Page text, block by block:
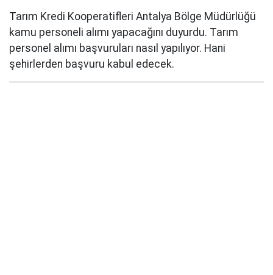
Tarım Kredi Kooperatifleri Antalya Bölge Müdürlüğü
kamu personeli alımı yapacağını duyurdu. Tarım
personel alımı başvuruları nasıl yapılıyor. Hani
şehirlerden başvuru kabul edecek.